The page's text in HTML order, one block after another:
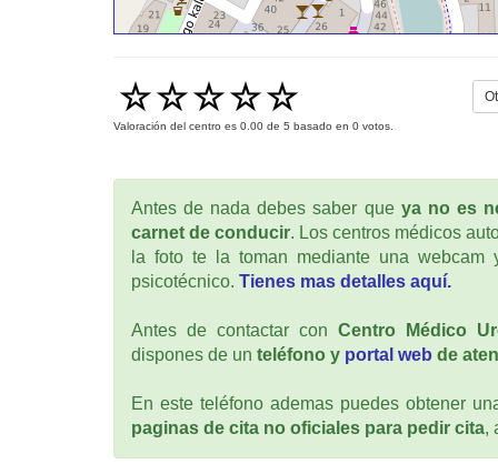
Valoración del centro es 0.00 de 5 basado en 0 votos.
Antes de nada debes saber que ya no es
carnet de conducir. Los centros médicos
la foto te la toman mediante una
psicotécnico. Tienes mas detalles aquí.
Antes de contactar conCentro Médico
dispones de un teléfono y portal web de
En este teléfono ademas puedes obtener
paginas de cita no oficiales para pedir cita,